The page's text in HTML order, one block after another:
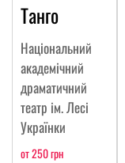
Танго
Національний
академічний
драматичний
театр ім. Лесі
Українки
от 250 грн